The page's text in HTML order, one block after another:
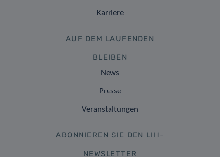
Karriere
AUF DEM LAUFENDEN
BLEIBEN
News
Presse
Veranstaltungen
ABONNIEREN SIE DEN LIH-
NEWSLETTER